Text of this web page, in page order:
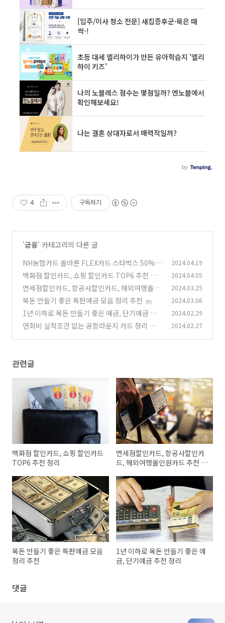
4 구독하기
'금융' 카테고리의 다른 글
NH농협카드 올바른 FLEX카드 스타벅스 50%,
넷플릭스 20% 할인카드 (2)
2024.04.19
백화점 할인카드, 쇼핑 할인카드 TOP6 추천 정
리
(4)
2024.04.05
면세점할인카드, 항공사할인카드, 해외여행올인
원카드 추천 정리
(8)
2024.03.25
목돈 만들기 좋은 특판예금 모음 정리 추천 (8) 2024.03.06
1년 이하로 목돈 만들기 좋은 예금, 단기예금 추
천 정리
(6)
2024.02.29
연회비 실적조건 없는 공항라운지 카드 정리 추천 2024.02.27
관련글
백화점 할인카드, 쇼핑 할인카드
TOP6 추천 정리
면세점할인카드, 항공사할인카
드, 해외여행올인원카드 추천 정
목돈 만들기 좋은 특판예금 모음
정리 추천
1년 이하로 목돈 만들기 좋은 예
금, 단기예금 추천 정리
댓글